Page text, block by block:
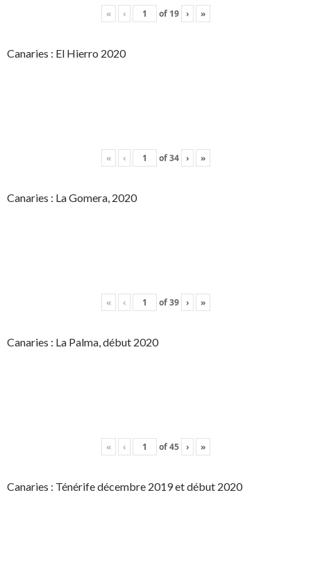
« ‹ of 19 › »
Canaries : El Hierro 2020
« ‹ of34 › »
Canaries : La Gomera, 2020
« ‹ of39 › »
Canaries : La Palma, début 2020
« ‹ of45 › »
Canaries : Ténérife décembre 2019 et début 2020